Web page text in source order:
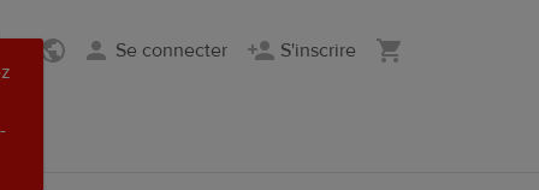
Se connecter S'inscrire